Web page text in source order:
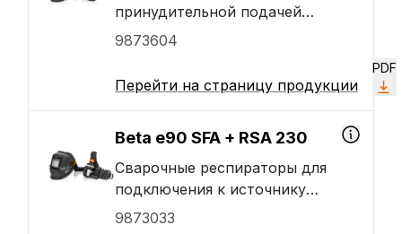
принудительной подачей
воздуха класса TH2 с
твердых частиц, так и газа. В
комплект входит сварочная
автоматически затемняющийся
светофильтр SA 60B,
респиратор PFU 210e с
воздуха, воздушный шланг,
9873604
Перейти на страницу продукции
PDF
Beta e90 SFA + RSA 230
Сварочные респираторы для
подключения к источнику
воздуха для дыхания. В
9873033